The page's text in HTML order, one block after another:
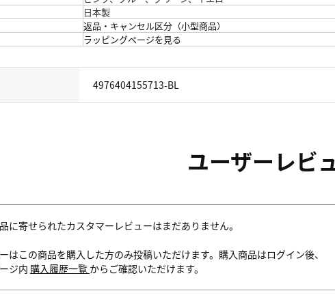
日本製
返品・キャンセル区分（小型商品）
ラッピングページを見る
4976404155713-BL
ユーザーレビ
に寄せられたカスタマーレビューはまだありません。
はこの商品を購入した方のみ投稿いただけます。購入商品はログイン後、
ジ内 購入履歴一覧 からご確認いただけます。